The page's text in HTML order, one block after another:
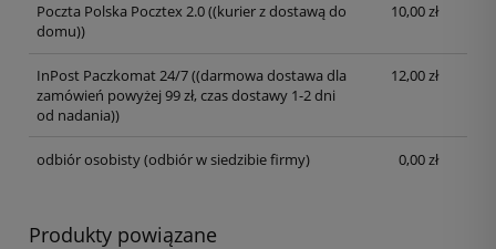
Poczta Polska Pocztex 2.0((kurier z dostawą do
domu))
10,00 zł
InPost Paczkomat 24/7((darmowa dostawa dla
zamówień powyżej 99 zł, czas dostawy 1-2 dni
od nadania))
12,00 zł
odbiór osobisty(odbiór w siedzibie firmy) 0,00 zł
Produkty powiązane